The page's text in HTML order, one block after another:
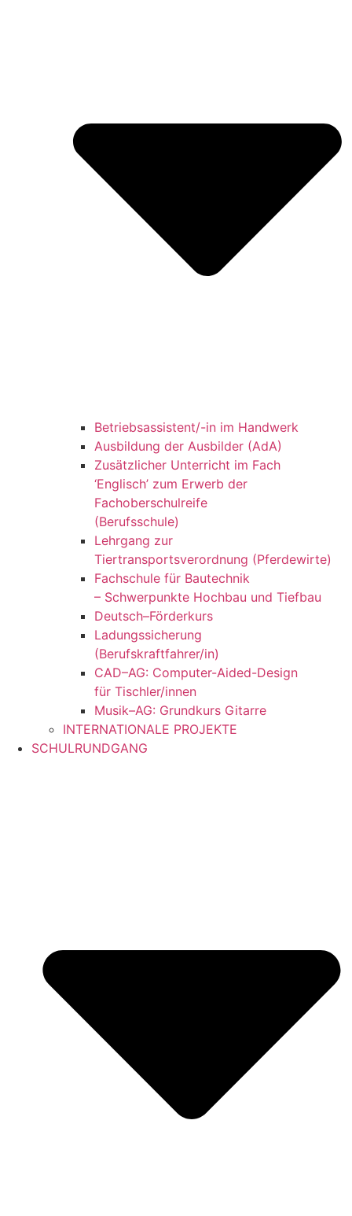
Betriebsassistent/-in im Handwerk
Ausbildung der Ausbilder (AdA)
Zusätzlicher Unterricht im Fach
‘Englisch’ zum Erwerb der
Fachoberschulreife
(Berufsschule)
Lehrgang zur
Tiertransportsverordnung (Pferdewirte)
Fachschule für Bautechnik
– Schwerpunkte Hochbau und Tiefbau
Deutsch–Förderkurs
Ladungssicherung
(Berufskraftfahrer/in)
CAD–AG: Computer-Aided-Design
für Tischler/innen
Musik–AG: Grundkurs Gitarre
INTERNATIONALE PROJEKTE
SCHULRUNDGANG